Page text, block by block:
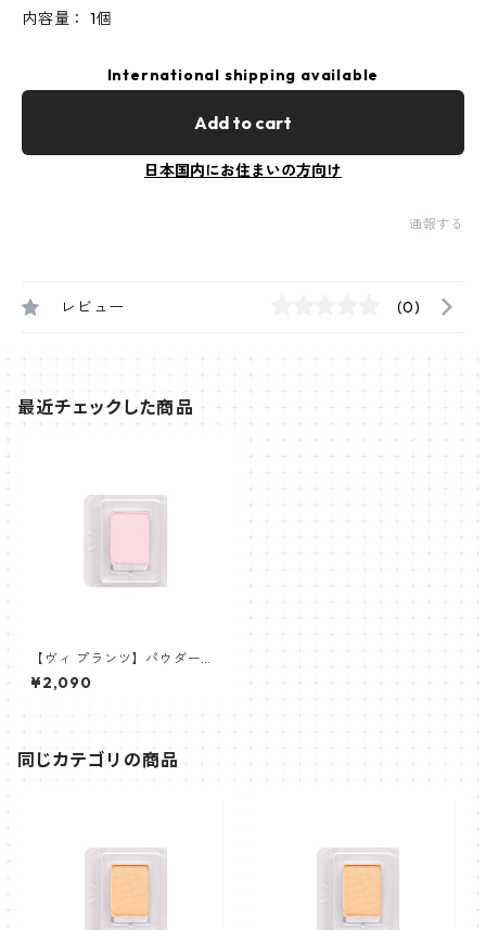
内容量： 1個
International shipping available
Add to cart
日本国内にお住まいの方向け
通報する
レビュー (0)
最近チェックした商品
【ヴィ プランツ】パウダーチ
ークス リフィル(ブラシなし)
ピンク/ハイライトPK01P
¥2,090
同じカテゴリの商品